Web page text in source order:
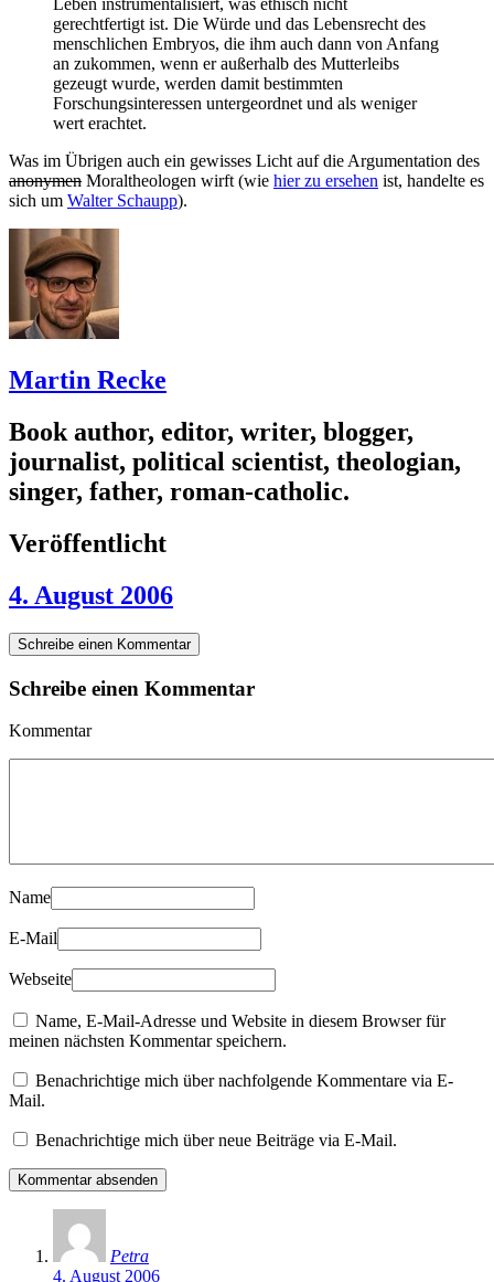
Leben instrumentalisiert, was ethisch nicht
gerechtfertigt ist. Die Würde und das Lebensrecht des
menschlichen Embryos, die ihm auch dann von Anfang
an zukommen, wenn er außerhalb des Mutterleibs
gezeugt wurde, werden damit bestimmten
Forschungsinteressen untergeordnet und als weniger
wert erachtet.
Was im Übrigen auch ein gewisses Licht auf die Argumentation des
anonymen Moraltheologen wirft (wie hier zu ersehen ist, handelte es
sich um Walter Schaupp).
Martin Recke
Book author, editor, writer, blogger,
journalist, political scientist, theologian,
singer, father, roman-catholic.
Veröffentlicht
4. August 2006
Schreibe einen Kommentar
Schreibe einen Kommentar
Kommentar
Name
E-Mail
Webseite
Name, E-Mail-Adresse und Website in diesem Browser für
meinen nächsten Kommentar speichern.
Benachrichtige mich über nachfolgende Kommentare via E-
Mail.
Benachrichtige mich über neue Beiträge via E-Mail.
Petra
4. August 2006